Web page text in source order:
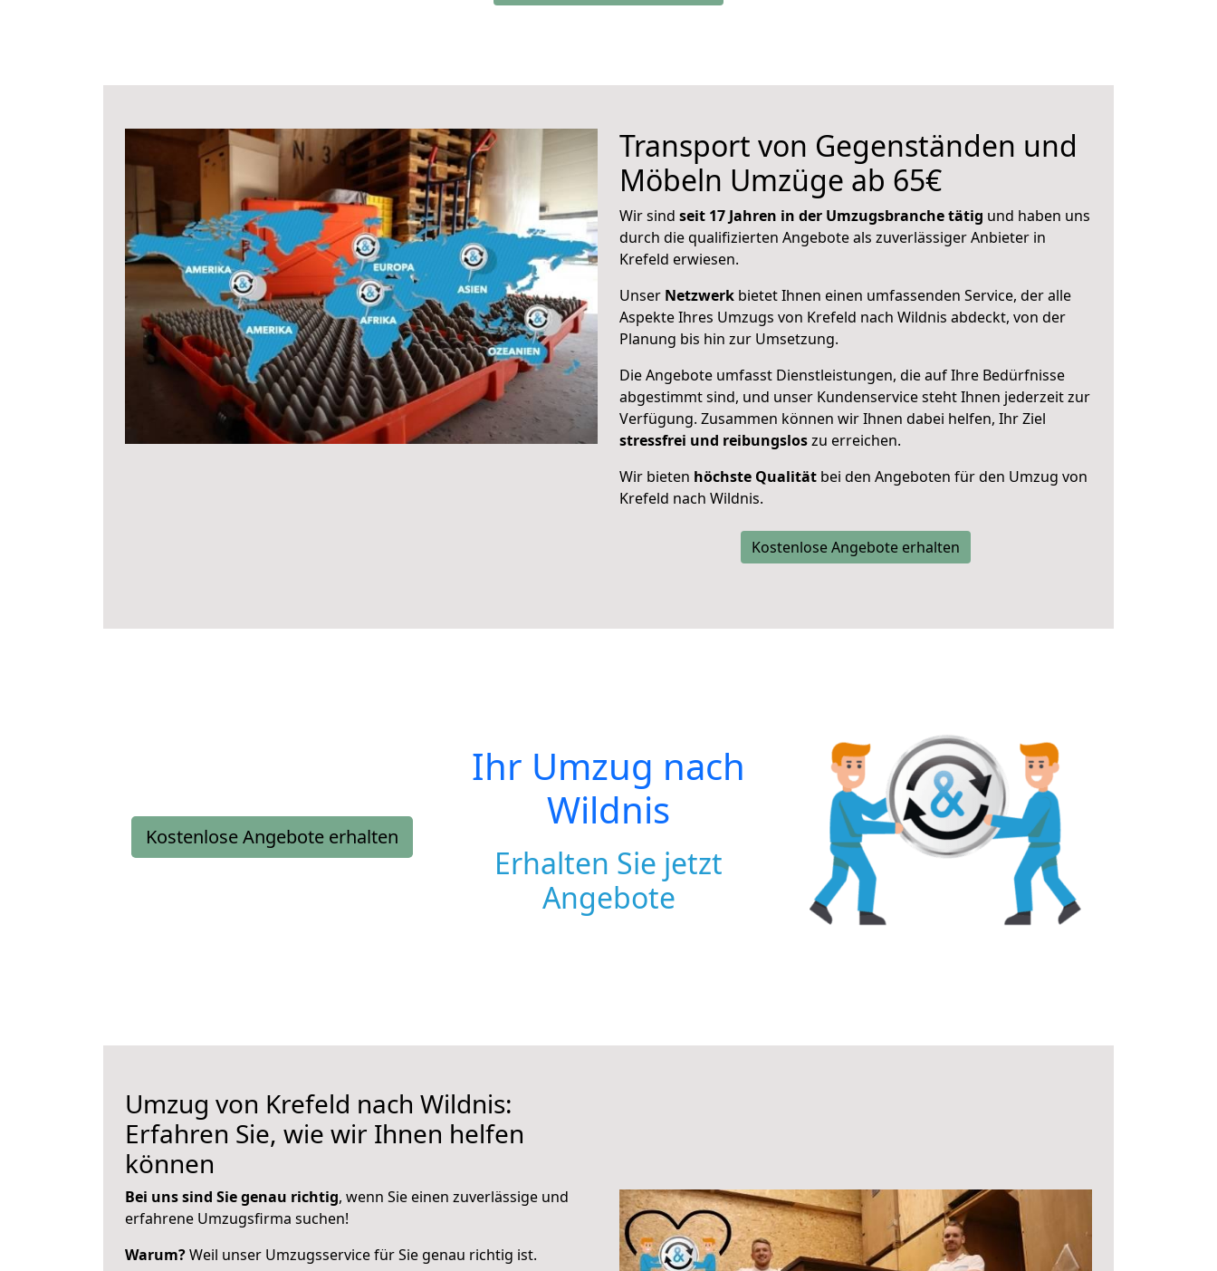
Transport von Gegenständen und
Möbeln Umzüge ab 65€
Wir sind seit 17 Jahren in der Umzugsbranche tätig und haben uns
durch die qualifizierten Angebote als zuverlässiger Anbieter in
Krefeld erwiesen.
Unser Netzwerk bietet Ihnen einen umfassenden Service, der alle
Aspekte Ihres Umzugs von Krefeld nach Wildnis abdeckt, von der
Planung bis hin zur Umsetzung.
Die Angebote umfasst Dienstleistungen, die auf Ihre Bedürfnisse
abgestimmt sind, und unser Kundenservice steht Ihnen jederzeit zur
Verfügung. Zusammen können wir Ihnen dabei helfen, Ihr Ziel
stressfrei und reibungsloszu erreichen.
Wir bieten höchste Qualität bei den Angeboten für den Umzug von
Krefeld nach Wildnis.
Kostenlose Angebote erhalten
Kostenlose Angebote erhalten
Ihr Umzug nach
Wildnis
Erhalten Sie jetzt
Angebote
Umzug von Krefeld nach Wildnis:
Erfahren Sie, wie wir Ihnen helfen
können
Bei uns sind Sie genau richtig, wenn Sie einen zuverlässige und
erfahrene Umzugsfirma suchen!
Warum?Weil unser Umzugsservice für Sie genau richtig ist.